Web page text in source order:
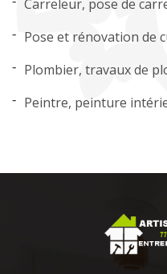
Carreleur, pose de
Pose et rénovation de
Plombier, travaux de
Peintre, peinture